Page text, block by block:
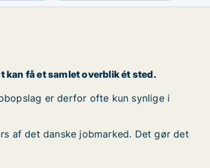
kan få et samlet overblik ét sted.
er derfor ofte kun synlige i
af det danske jobmarked. Det gør det